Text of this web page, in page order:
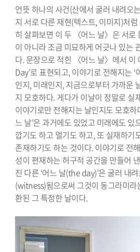
언뜻 하나의 사건(산에서 굴러 내려오
지 서로 다른 재현(텍스트, 이미지)처
히 살펴보면 이 두 〈어느 날〉은 서로
이 아니라 조금 미묘하게 어긋나 있는
다. 문장으로 적힌 〈어느 날〉에서 이
Day’로 표현되고, 이야기로 전해지는 ‘
인지, 미래인지, 지금으로부터 가까운
지 모호하다. 게다가 이날이 정말로 실
이야기로만 전해지는 날인지도 모호하
느 날’은 과거에도 있었고 미래에도 있
깝기도 하고 멀기도 하고, 또 실재하기
존재하기도 하는 것이다. 이야기로 전
성이 편재하는 허구적 공간을 만들어
진 다른 ‘어느 날(the day)’은 굴러 내
(witness)됨으로써 그것이 동그라미라
환된 그 특정한 날이다.